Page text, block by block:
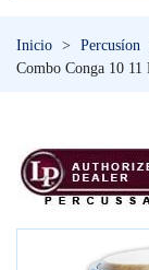
Inicio > Percusíon
Combo Conga 10 11